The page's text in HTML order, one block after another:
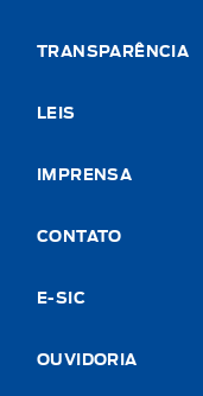
TRANSPARÊNCIA
LEIS
IMPRENSA
CONTATO
E-SIC
OUVIDORIA